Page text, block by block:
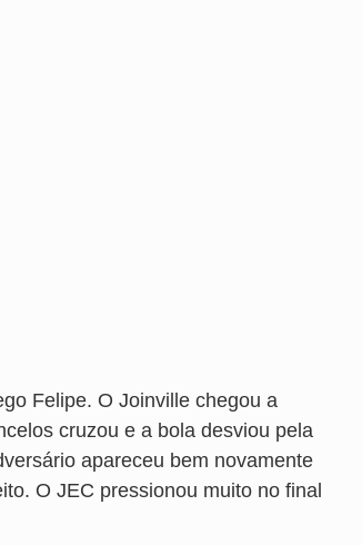
Felipe. O Joinville chegou a
cruzou e a bola desviou pela
apareceu bem novamente
O JEC pressionou muito no final